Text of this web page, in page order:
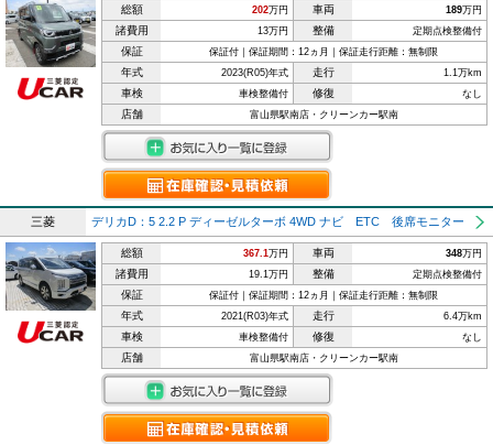
総額 202万円 車両 189万円
諸費用 13万円 整備 定期点検整備付
保証 保証付｜保証期間：12ヵ月｜保証走行距離：無制限
年式 2023(R05)年式 走行 1.1万km
車検 車検整備付 修復 なし
店舗 富山県駅南店・クリーンカー駅南
三菱 デリカD：5 2.2 P ディーゼルターボ 4WD ナビ ETC 後席モニター
総額 367.1万円 車両 348万円
諸費用 19.1万円 整備 定期点検整備付
保証 保証付｜保証期間：12ヵ月｜保証走行距離：無制限
年式 2021(R03)年式 走行 6.4万km
車検 車検整備付 修復 なし
店舗 富山県駅南店・クリーンカー駅南